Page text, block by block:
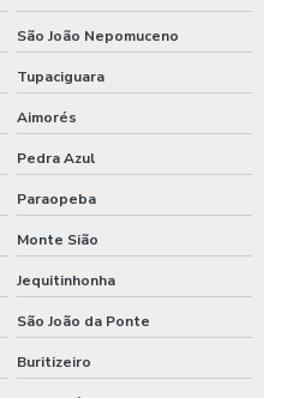
São João Nepomuceno
Tupaciguara
Aimorés
Pedra Azul
Paraopeba
Monte Sião
Jequitinhonha
São João da Ponte
Buritizeiro